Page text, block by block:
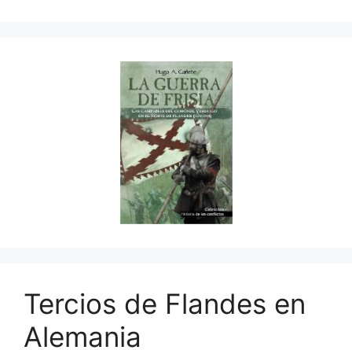
Tercios de Flandes en
Alemania